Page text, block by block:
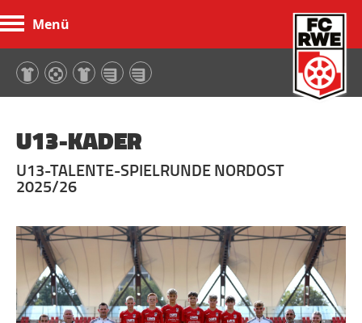
Menü
U13-KADER
U13-TALENTE-SPIELRUNDE NORDOST
2025/26